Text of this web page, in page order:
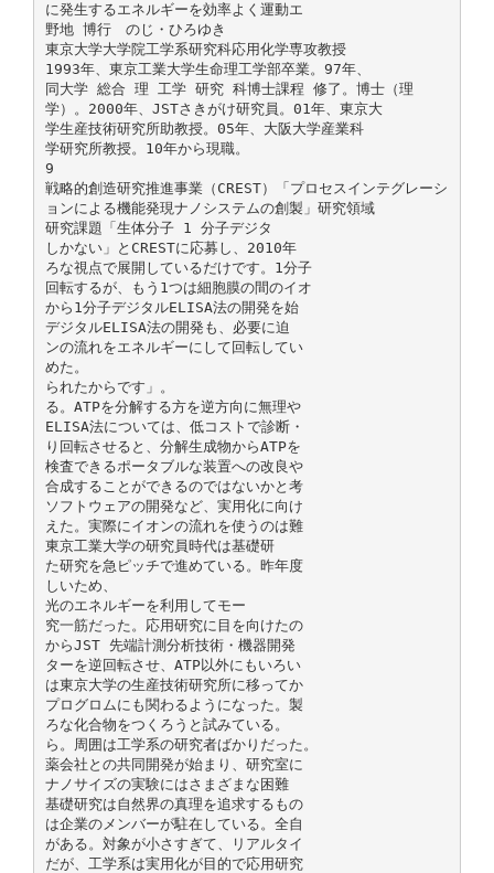
に発生するエネルギーを効率よく運動エ
野地 博行 のじ・ひろゆき
東京大学大学院工学系研究科応用化学専攻教授
1993年、東京工業大学生命理工学部卒業。97年、
同大学 総合 理 工学 研究 科博士課程 修了。博士（理
学）。2000年、JSTさきがけ研究員。01年、東京大
学生産技術研究所助教授。05年、大阪大学産業科
学研究所教授。10年から現職。
9
戦略的創造研究推進事業（CREST）「プロセスインテグレーシ
ョンによる機能発現ナノシステムの創製」研究領域
研究課題「生体分子 1 分子デジタ
しかない」とCRESTに応募し、2010年
ろな視点で展開しているだけです。1分子
回転するが、もう1つは細胞膜の間のイオ
から1分子デジタルELISA法の開発を始
デジタルELISA法の開発も、必要に迫
ンの流れをエネルギーにして回転してい
めた。
られたからです」。
る。ATPを分解する方を逆方向に無理や
ELISA法については、低コストで診断・
り回転させると、分解生成物からATPを
検査できるポータブルな装置への改良や
合成することができるのではないかと考
ソフトウェアの開発など、実用化に向け
えた。実際にイオンの流れを使うのは難
東京工業大学の研究員時代は基礎研
た研究を急ピッチで進めている。昨年度
しいため、
光のエネルギーを利用してモー
究一筋だった。応用研究に目を向けたの
からJST 先端計測分析技術・機器開発
ターを逆回転させ、ATP以外にもいろい
は東京大学の生産技術研究所に移ってか
プログロムにも関わるようになった。製
ろな化合物をつくろうと試みている。
ら。周囲は工学系の研究者ばかりだった。
薬会社との共同開発が始まり、研究室に
ナノサイズの実験にはさまざまな困難
基礎研究は自然界の真理を追求するもの
は企業のメンバーが駐在している。全自
がある。対象が小さすぎて、リアルタイ
だが、工学系は実用化が目的で応用研究